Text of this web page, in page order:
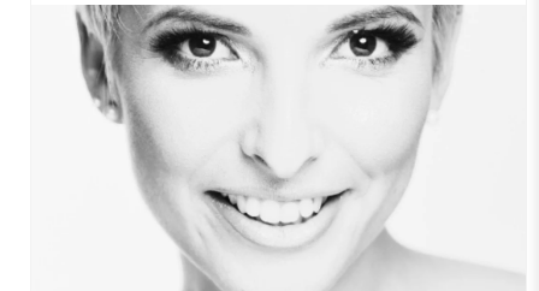
Szóval, szorongás.
Ilyen vagyok én. Egy ideje azon gondolkodom, hogy – bár
nem szeretem a diagnózist, hiszen a szó maga is már egy
negatív háttérjelentést hordoz – szükségem lenne arra, hogy
tudjam, mi a gond velem.
Miért vagyok egy két lábon járó szorongás. Gyakorlatilag
gyerekkorom óta. Miért van az, hogy nem tudok örülni
pusztán a napfénynek, vagy egy katicabogárnak, miért